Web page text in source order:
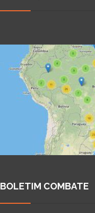
BOLETIM COMBATE